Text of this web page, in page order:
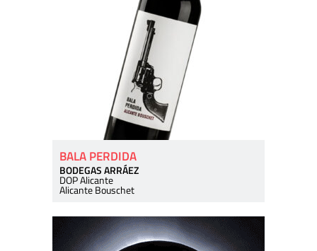
BALA PERDIDA
BODEGAS ARRÁEZ
DOP Alicante
Alicante Bouschet